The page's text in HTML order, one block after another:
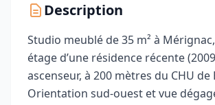
Description
Studio meublé de 35 m² à
étage d’une résidence récente
ascenseur, à 200 mètres du CHU de
Orientation sud-ouest et vue